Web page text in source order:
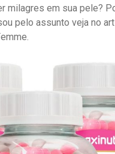
milagres em sua pele?
pelo assunto veja no